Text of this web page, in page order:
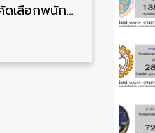
กรมกิจการผู้สูงอายุ รับสมัครคัดเลือกพนักงานราชการ วุฒิ ม.3/ปวช./ปวส./ป.ตรี 35 อัตรา รับสมัคร 10 – 18 กุมภาพันธ์